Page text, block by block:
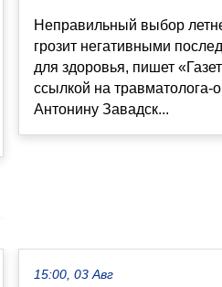
Неправильный выбор
грозит негативными
для здоровья, пишет
ссылкой на травматолога-
Антонину Завадск...
15:00, 03 Авг